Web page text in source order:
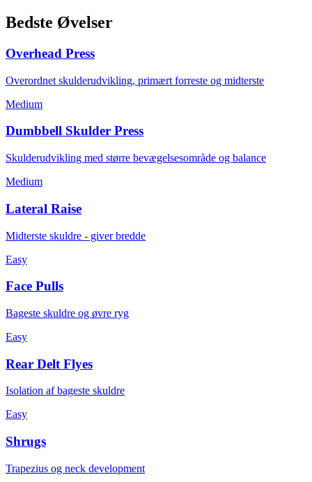
Bedste Øvelser
Overhead Press
Overordnet skulderudvikling, primært forreste og midterste
Medium
Dumbbell Skulder Press
Skulderudvikling med større bevægelsesområde og balance
Medium
Lateral Raise
Midterste skuldre - giver bredde
Easy
Face Pulls
Bageste skuldre og øvre ryg
Easy
Rear Delt Flyes
Isolation af bageste skuldre
Easy
Shrugs
Trapezius og neck development